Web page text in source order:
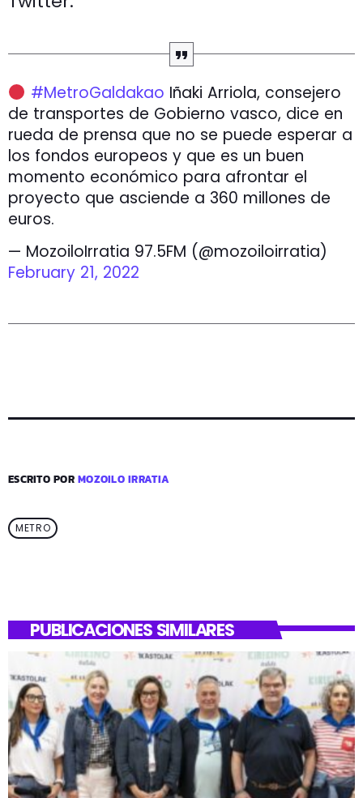
#MetroGaldakao Iñaki Arriola, consejero
de transportes de Gobierno vasco, dice en
rueda de prensa que no se puede esperar a
los fondos europeos y que es un buen
momento económico para afrontar el
proyecto que asciende a 360 millones de
euros.
— MozoiloIrratia 97.5FM (@mozoiloirratia)
February 21, 2022
ESCRITO PORMOZOILO IRRATIA
METRO
PUBLICACIONES SIMILARES